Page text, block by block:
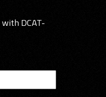
with DCAT-